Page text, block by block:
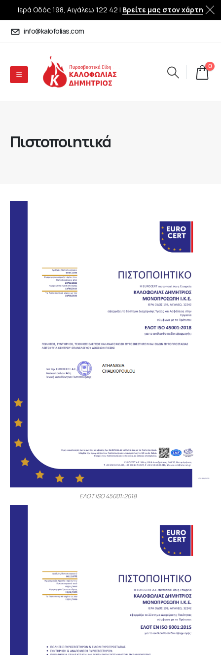
Ιερά Οδός 198, Αιγάλεω 122 42 | Βρείτε μας στον χάρτη
info@kalofolias.com
0
Πιστοποιητικά
ΕΛΟΤ ISO 45001:2018